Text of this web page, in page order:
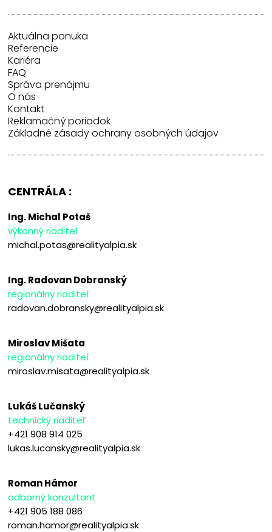
Aktuálna ponuka
Referencie
Kariéra
FAQ
Správa prenájmu
O nás
Kontakt
Reklamačný poriadok
Základné zásady ochrany osobných údajov
CENTRÁLA :
Ing. Michal Potaš
výkonný riaditeľ
michal.potas@realityalpia.sk
Ing. Radovan Dobranský
regionálny riaditeľ
radovan.dobransky@realityalpia.sk
Miroslav Mišata
regionálny riaditeľ
miroslav.misata@realityalpia.sk
Lukáš Lučanský
technický riaditeľ
+421 908 914 025
lukas.lucansky@realityalpia.sk
Roman Hámor
odborný konzultant
+421 905 188 086
roman.hamor@realityalpia.sk